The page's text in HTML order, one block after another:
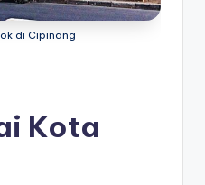
di Cipinang
Kota